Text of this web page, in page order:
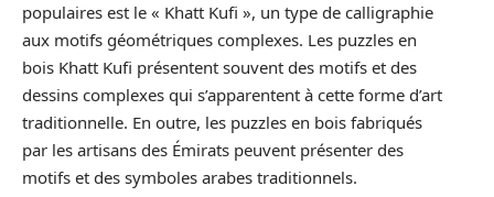
populaires est le « Khatt Kufi », un type de calligraphie
aux motifs géométriques complexes. Les puzzles en
bois Khatt Kufi présentent souvent des motifs et des
dessins complexes qui s’apparentent à cette forme d’art
traditionnelle. En outre, les puzzles en bois fabriqués
par les artisans des Émirats peuvent présenter des
motifs et des symboles arabes traditionnels.